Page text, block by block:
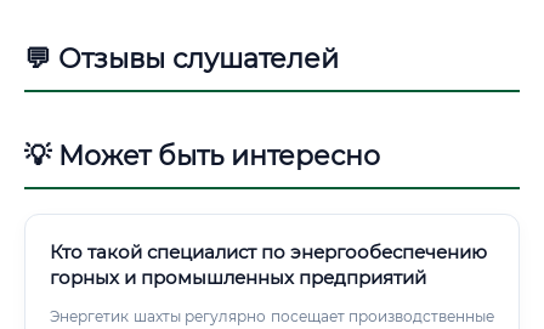
💬 Отзывы слушателей
💡 Может быть интересно
Кто такой специалист по энергообеспечению
горных и промышленных предприятий
Энергетик шахты регулярно посещает производственные